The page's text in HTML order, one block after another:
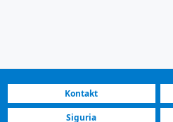
Kontakt
Siguria